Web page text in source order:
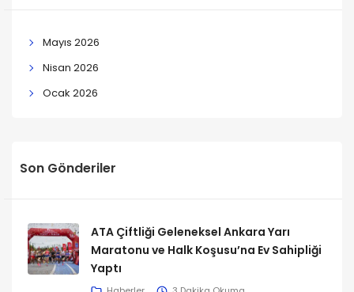
Mayıs 2026
Nisan 2026
Ocak 2026
Son Gönderiler
ATA Çiftliği Geleneksel Ankara Yarı
Maratonu ve Halk Koşusu’na Ev Sahipliği
Yaptı